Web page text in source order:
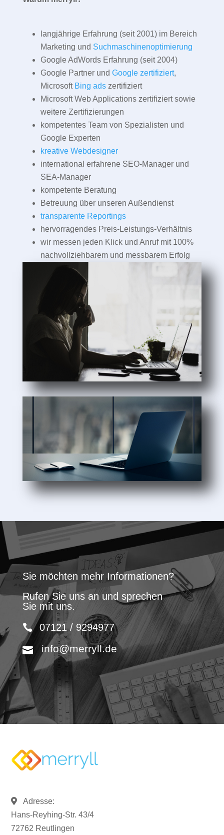
langjährige Erfahrung (seit 2001) im Bereich
Marketing und Suchmaschinenoptimierung
Google AdWords Erfahrung (seit 2004)
Google Partner und Google zertifiziert,
Microsoft Bing adszertifiziert
Microsoft Web Applications zertifiziert sowie
weitere Zertifizierungen
kompetentes Team von Spezialisten und
Google Experten
kreative Webdesigner
international erfahrene SEO-Manager und
SEA-Manager
kompetente Beratung
Betreuung über unseren Außendienst
transparente Reportings
hervorragendes Preis-Leistungs-Verhältnis
wir messen jeden Klick und Anruf mit 100%
nachvollziehbarem und messbarem Erfolg
Sie möchten mehr Informationen?
Rufen Sie uns an und sprechen
Sie mit uns.
07121 / 9294977
info@merryll.de
Adresse:
Hans-Reyhing-Str. 43/4
72762 Reutlingen